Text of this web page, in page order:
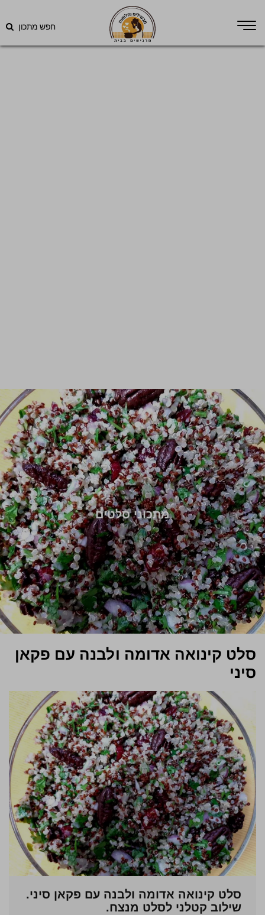
חפש מתכון
מתכוני סלטים
סלט קינואה אדומה ולבנה עם פקאן
סיני
סלט קינואה אדומה ולבנה עם פקאן סיני.
שילוב קטלני לסלט מנצח.